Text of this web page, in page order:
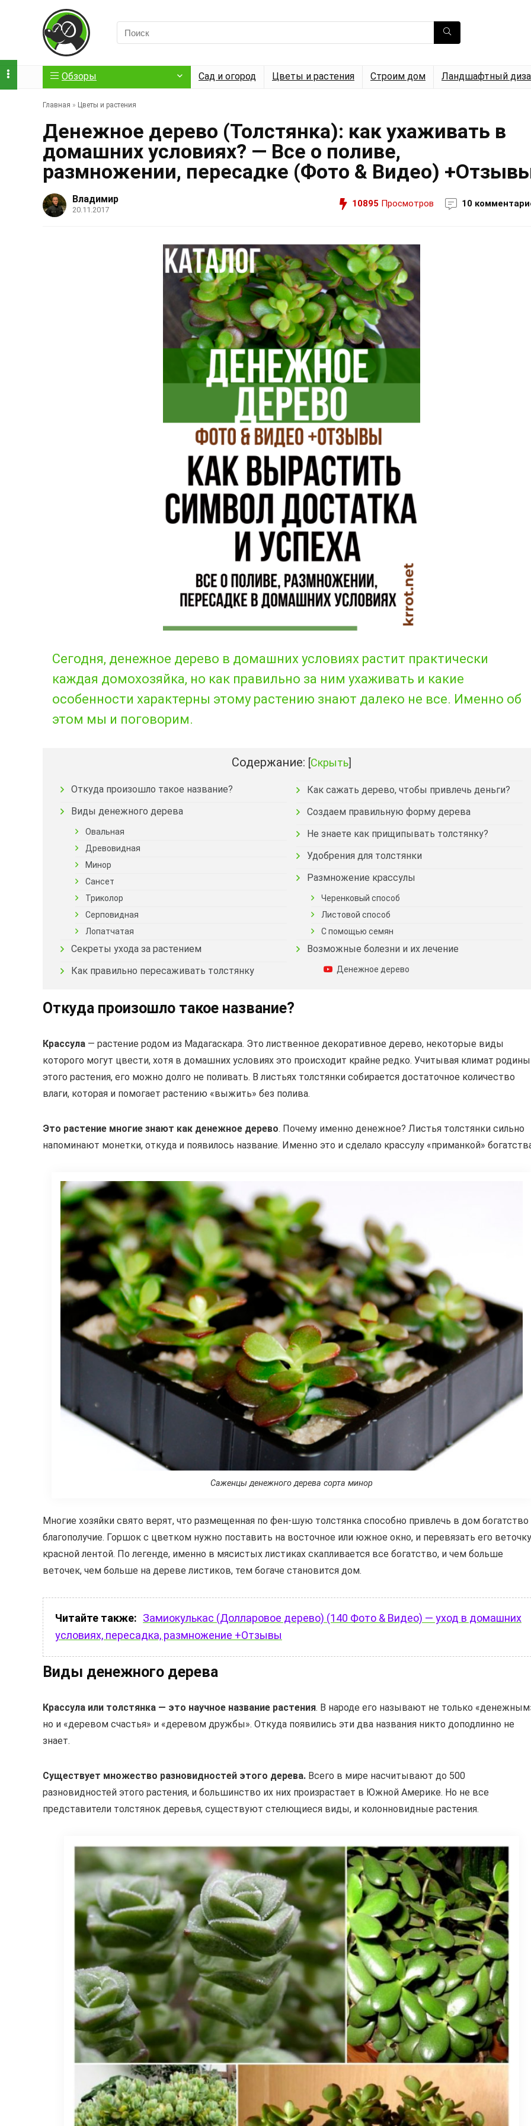
Обзоры Сад и огород Цветы и растения Строим дом Ландшафтный
Главная » Цветы и растения
Денежное дерево (Толстянка): как ухаживать в
домашних условиях? — Все о поливе,
размножении, пересадке (Фото & Видео)
Владимир
20.11.2017
10895 Просмотров 10
Сегодня, денежное дерево в домашних условиях растит практически
каждая домохозяйка, но как правильно за ним ухаживать и какие
особенности характерны этому растению знают далеко не все. Именно об
этом мы и поговорим.
Содержание: [Скрыть]
Откуда произошло такое название?
Виды денежного дерева
Овальная
Древовидная
Минор
Сансет
Триколор
Серповидная
Лопатчатая
Секреты ухода за растением
Как правильно пересаживать толстянку
Как сажать дерево, чтобы привлечь деньги?
Создаем правильную форму дерева
Не знаете как прищипывать толстянку?
Удобрения для толстянки
Размножение крассулы
Черенковый способ
Листовой способ
С помощью семян
Возможные болезни и их лечение
Денежное дерево
Откуда произошло такое название?
Крассула — растение родом из Мадагаскара. Это лиственное декоративное дерево, некоторые виды
которого могут цвести, хотя в домашних условиях это происходит крайне редко. Учитывая климат родины
этого растения, его можно долго не поливать. В листьях толстянки собирается достаточное количество
влаги, которая и помогает растению «выжить» без полива.
Это растение многие знают как денежное дерево. Почему именно денежное? Листья толстянки сильно
напоминают монетки, откуда и появилось название. Именно это и сделало крассулу «приманкой»
Саженцы денежного дерева сорта минор
Многие хозяйки свято верят, что размещенная по фен-шую толстянка способно привлечь в дом богатство
благополучие. Горшок с цветком нужно поставить на восточное или южное окно, и перевязать его веточку
красной лентой. По легенде, именно в мясистых листиках скапливается все богатство, и чем больше
веточек, чем больше на дереве листиков, тем богаче становится дом.
Читайте также: Замиокулькас (Долларовое дерево) (140 Фото & Видео) — уход в домашних
условиях, пересадка, размножение +Отзывы
Виды денежного дерева
Крассула или толстянка — это научное название растения. В народе его называют не только
но и «деревом счастья» и «деревом дружбы». Откуда появились эти два названия никто доподлинно не
знает.
Существует множество разновидностей этого дерева. Всего в мире насчитывают до 500
разновидностей этого растения, и большинство их них произрастает в Южной Америке. Но не все
представители толстянок деревья, существуют стелющиеся виды, и колонновидные растения.